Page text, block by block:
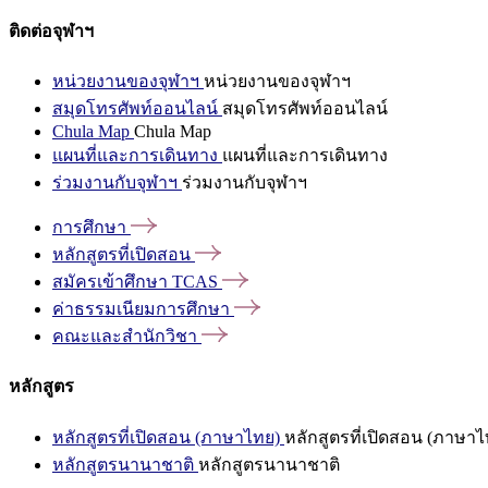
ติดต่อจุฬาฯ
หน่วยงานของจุฬาฯ หน่วยงานของจุฬาฯ
สมุดโทรศัพท์ออนไลน์ สมุดโทรศัพท์ออนไลน์
Chula Map Chula Map
แผนที่และการเดินทาง แผนที่และการเดินทาง
ร่วมงานกับจุฬาฯ ร่วมงานกับจุฬาฯ
การศึกษา
หลักสูตรที่เปิดสอน
สมัครเข้าศึกษา TCAS
ค่าธรรมเนียมการศึกษา
คณะและสำนักวิชา
หลักสูตร
หลักสูตรที่เปิดสอน (ภาษาไทย) หลักสูตรที่เปิดสอน (ภาษาไ
หลักสูตรนานาชาติ หลักสูตรนานาชาติ